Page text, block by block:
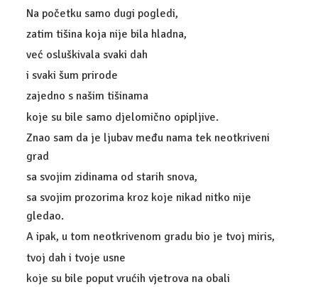
Na početku samo dugi pogledi,
zatim tišina koja nije bila hladna,
već osluškivala svaki dah
i svaki šum prirode
zajedno s našim tišinama
koje su bile samo djelomično opipljive.
Znao sam da je ljubav među nama tek neotkriveni
grad
sa svojim zidinama od starih snova,
sa svojim prozorima kroz koje nikad nitko nije
gledao.
A ipak, u tom neotkrivenom gradu bio je tvoj miris,
tvoj dah i tvoje usne
koje su bile poput vrućih vjetrova na obali